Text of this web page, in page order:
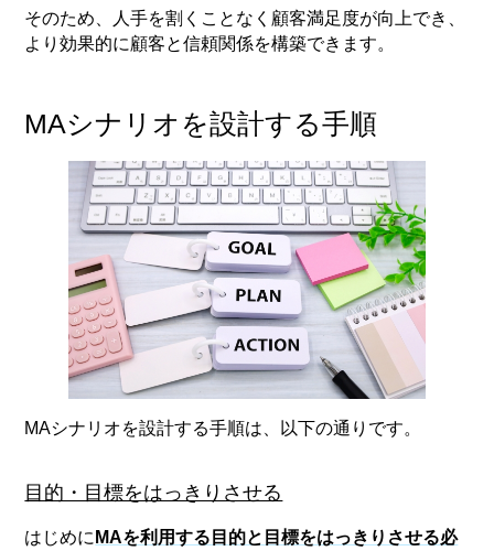
そのため、人手を割くことなく顧客満足度が向上でき、
より効果的に顧客と信頼関係を構築できます。
MAシナリオを設計する手順
MAシナリオを設計する手順は、以下の通りです。
目的・目標をはっきりさせる
はじめに MAを利用する目的と目標をはっきりさせる必